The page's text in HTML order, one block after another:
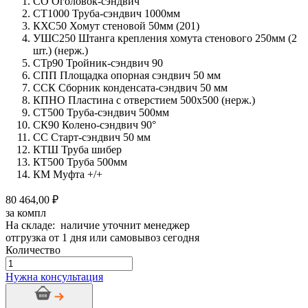
СТ1000 Труба-сэндвич 1000мм
КХС50 Хомут стеновой 50мм (201)
УШС250 Штанга крепления хомута стенового 250мм (2
шт.) (нерж.)
СТр90 Тройник-сэндвич 90
СПП Площадка опорная сэндвич 50 мм
ССК Сборник конденсата-сэндвич 50 мм
КПНО Пластина с отверстием 500х500 (нерж.)
СТ500 Труба-сэндвич 500мм
СК90 Колено-сэндвич 90°
СС Старт-сэндвич 50 мм
КТШ Труба шибер
КТ500 Труба 500мм
КМ Муфта +/+
80 464,00 ₽
за компл
На складе: наличие уточнит менеджер
отгрузка от 1 дня или самовывоз сегодня
Количество
Количество
товара
Дымоход
стальной
Нужна консультация